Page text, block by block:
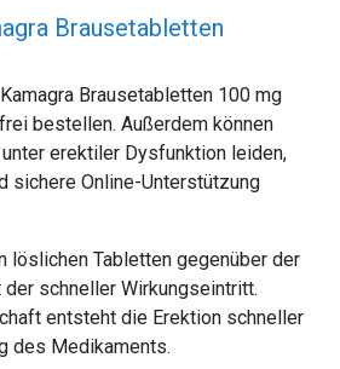
Brausetabletten
Brausetabletten 100 mg
bestellen. Außerdem können
erektiler Dysfunktion leiden,
sichere Online-Unterstützung
löslichen Tabletten gegenüber der
schneller Wirkungseintritt.
entsteht die Erektion schneller
des Medikaments.